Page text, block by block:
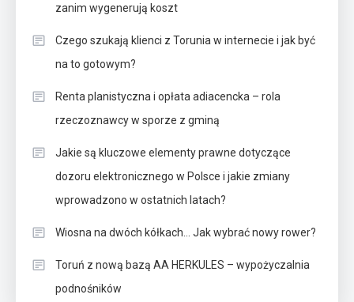
zanim wygenerują koszt
Czego szukają klienci z Torunia w internecie i jak być
na to gotowym?
Renta planistyczna i opłata adiacencka – rola
rzeczoznawcy w sporze z gminą
Jakie są kluczowe elementy prawne dotyczące
dozoru elektronicznego w Polsce i jakie zmiany
wprowadzono w ostatnich latach?
Wiosna na dwóch kółkach… Jak wybrać nowy rower?
Toruń z nową bazą AA HERKULES – wypożyczalnia
podnośników